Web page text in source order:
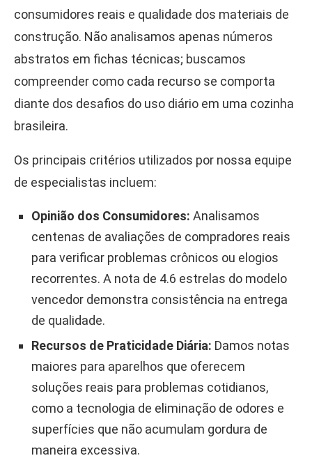
consumidores reais e qualidade dos materiais de
construção. Não analisamos apenas números
abstratos em fichas técnicas; buscamos
compreender como cada recurso se comporta
diante dos desafios do uso diário em uma cozinha
brasileira.
Os principais critérios utilizados por nossa equipe
de especialistas incluem:
Opinião dos Consumidores: Analisamos
centenas de avaliações de compradores reais
para verificar problemas crônicos ou elogios
recorrentes. A nota de 4.6 estrelas do modelo
vencedor demonstra consistência na entrega
de qualidade.
Recursos de Praticidade Diária: Damos notas
maiores para aparelhos que oferecem
soluções reais para problemas cotidianos,
como a tecnologia de eliminação de odores e
superfícies que não acumulam gordura de
maneira excessiva.